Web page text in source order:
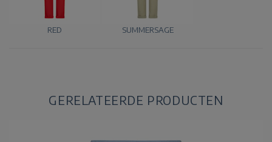
RED SUMMERSAGE
GERELATEERDE PRODUCTEN